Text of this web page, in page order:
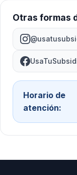
Otras formas
Horario de
atención: